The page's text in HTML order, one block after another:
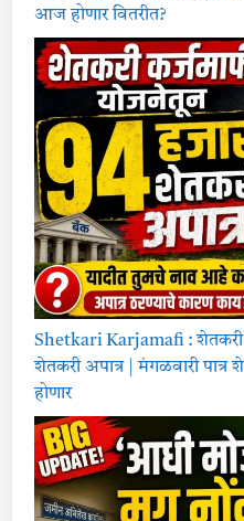
आज होणार वितरीत?
Shetkari Karjamafi : शेतकरी
शेतकरी अपात्र | मंगळवारी पात्र
होणार